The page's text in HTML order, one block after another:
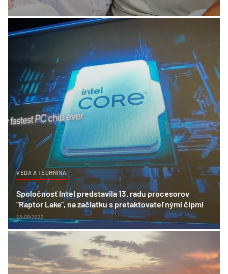
09-10-2022
VEDA A TECHNIKA
Spoločnosť Intel predstavila 13. radu procesorov
"Raptor Lake", na začiatku s pretaktovateľnými čipmi
28-09-2022